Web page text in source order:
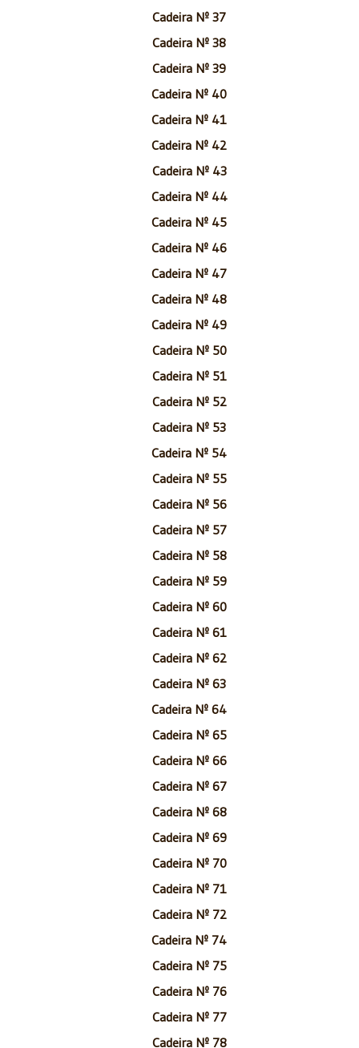
Cadeira Nº 37
Cadeira Nº 38
Cadeira Nº 39
Cadeira Nº 40
Cadeira Nº 41
Cadeira Nº 42
Cadeira Nº 43
Cadeira Nº 44
Cadeira Nº 45
Cadeira Nº 46
Cadeira Nº 47
Cadeira Nº 48
Cadeira Nº 49
Cadeira Nº 50
Cadeira Nº 51
Cadeira Nº 52
Cadeira Nº 53
Cadeira Nº 54
Cadeira Nº 55
Cadeira Nº 56
Cadeira Nº 57
Cadeira Nº 58
Cadeira Nº 59
Cadeira Nº 60
Cadeira Nº 61
Cadeira Nº 62
Cadeira Nº 63
Cadeira Nº 64
Cadeira Nº 65
Cadeira Nº 66
Cadeira Nº 67
Cadeira Nº 68
Cadeira Nº 69
Cadeira Nº 70
Cadeira Nº 71
Cadeira Nº 72
Cadeira Nº 74
Cadeira Nº 75
Cadeira Nº 76
Cadeira Nº 77
Cadeira Nº 78